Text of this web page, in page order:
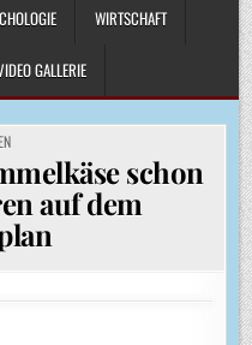
WIRTSCHAFT
GALLERIE
schon
auf dem